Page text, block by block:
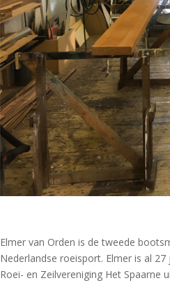
Elmer van Orden is de tweede
Nederlandse roeisport. Elmer is al
Roei- en Zeilvereniging Het